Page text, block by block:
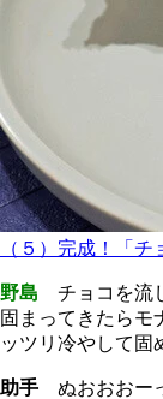
（５）完成！「
野島 チョコを流
固まってきたらモ
ッツリ冷やして固
助手 ぬおおおー